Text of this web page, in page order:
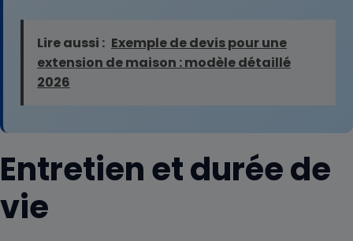
Lire aussi : Exemple de devis pour une
extension de maison : modèle détaillé
2026
Entretien et durée de
vie